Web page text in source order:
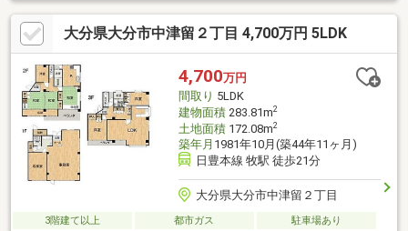
大分県大分市中津留２丁目 4,700万円 5LDK
4,700万円
間取り 5LDK
建物面積283.81m2
土地面積172.08m2
築年月 1981年10月(築44年11ヶ月)
日豊本線 牧駅 徒歩21分
大分県大分市中津留２丁目
3階建て以上 都市ガス
駐車場あり